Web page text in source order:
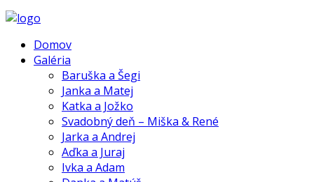
Domov
Galéria
Baruška a Šegi
Janka a Matej
Katka a Jožko
Svadobný deň – Miška & René
Jarka a Andrej
Aďka a Juraj
Ivka a Adam